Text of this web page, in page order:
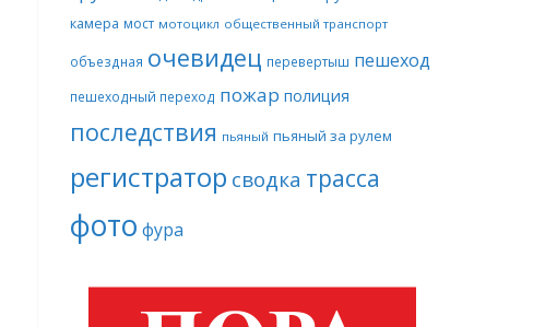
камера мост мотоцикл общественный транспорт
объездная очевидец перевертыш пешеход
пешеходный переход пожар полиция
последствия пьяный пьяный за рулем
регистратор сводка трасса
фото фура